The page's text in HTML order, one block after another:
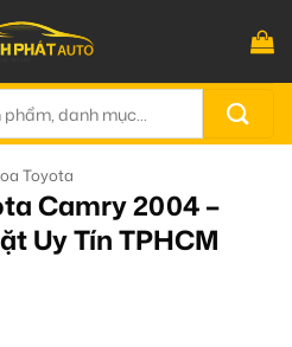
Toyota
Camry 2004 –
Uy Tín TPHCM